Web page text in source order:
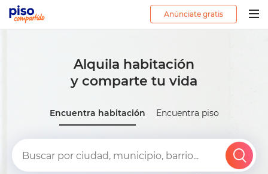
Anúnciate gratis
Alquila habitación
y comparte tu vida
Encuentra habitación Encuentra piso